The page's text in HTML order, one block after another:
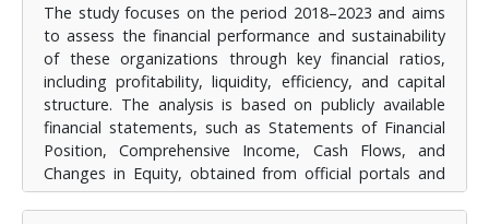
The study focuses on the period 2018–2023 and aims
to assess the financial performance and sustainability
of these organizations through key financial ratios,
including profitability, liquidity, efficiency, and capital
structure. The analysis is based on publicly available
financial statements, such as Statements of Financial
Position, Comprehensive Income, Cash Flows, and
Changes in Equity, obtained from official portals and
registries.